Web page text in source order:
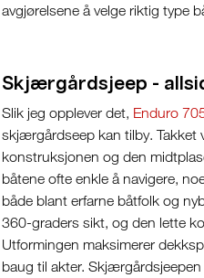
avgjørelsene å velge riktig type
Skjærgårdsjeep -
Slik jeg opplever det, Enduro
skjærgårdseep kan tilby. Takket
konstruksjonen og den
båtene ofte enkle å navigere,
både blant erfarne båtfolk og
360-graders sikt, og den lette
Utformingen maksimerer
baug til akter.